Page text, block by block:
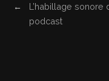
←
L’habillage sonore
podcast